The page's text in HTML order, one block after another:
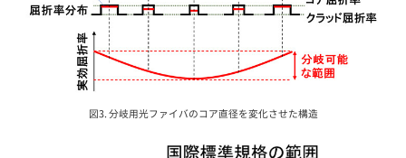
図3. 分岐用光ファイバのコア直径を変化させた構造